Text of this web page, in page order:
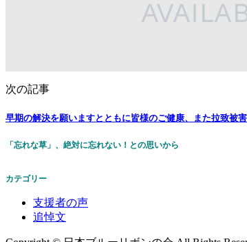
次の記事
早期の解決を願いますとともに皆様のご健康、また拉致被
「忘れな草」、絶対に忘れない！との思いから
カテゴリー
支援者の声
追悼文